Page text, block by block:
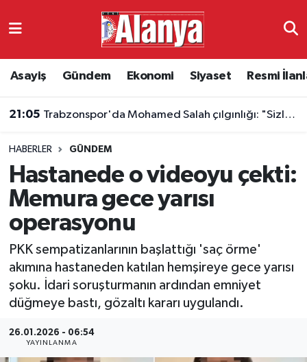
Asayiş Gündem Ekonomi Siyaset Resmi
21:05 Trabzonspor'da Mohamed Salah çılgınlığı: "Sizlerle tarih yazmak istiyorum"
HABERLER GÜNDEM
Hastanede o videoyu çekti:
Memura gece yarısı
operasyonu
PKK sempatizanlarının başlattığı 'saç örme'
akımına hastaneden katılan hemşireye gece yarısı
şoku. İdari soruşturmanın ardından emniyet
düğmeye bastı, gözaltı kararı uygulandı.
26.01.2026 - 06:54
YAYINLANMA
Ekonomi
Resmi İlanlar
Alanyaspor
Turizm
E-Gazete
Antalya Namaz Vakitleri
Süper Lig Puan Durumu ve Fikstür
Tüm Manşetler
Son Dakika Haberleri
Haber Arşivi